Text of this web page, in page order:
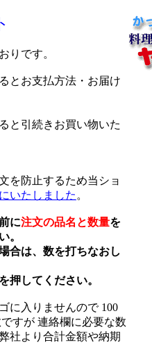
りです。
とお支払方法・お届け
と引続きお買い物いた
を防止するため当ショ
いたしました 。
に注文の品名と数量を
数を打ちなおし
を押してください。
に入りませんので 100
すが 連絡欄に必要な数
社より合計金額や納期